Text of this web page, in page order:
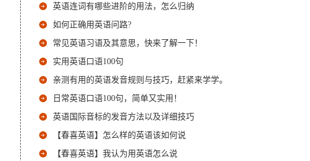
英语连词有哪些进阶的用法，怎么归纳
如何正确用英语问路?
常见英语习语及其意思，快来了解一下！
实用英语口语100句
亲测有用的英语发音规则与技巧，赶紧来学学。
日常英语口语100句，简单又实用！
英语国际音标的发音方法以及详细技巧
【春喜英语】怎么样的英语该如何说
【春喜英语】我认为用英语怎么说